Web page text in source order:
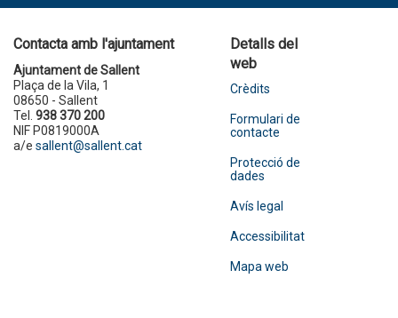
Contacta amb l'ajuntament
Ajuntament de Sallent
Plaça de la Vila, 1
08650 - Sallent
Tel. 938 370 200
NIF P0819000A
a/e sallent@sallent.cat
Detalls del
web
Crèdits
Formulari de
contacte
Protecció de
dades
Avís legal
Accessibilitat
Mapa web